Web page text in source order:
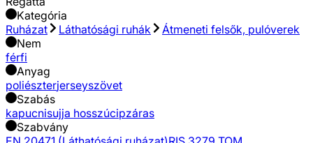
Kategória
Ruházat
Láthatósági ruhák
Átmeneti felsők, pulóverek
Nem
férfi
Anyag
poliészterjerseyszövet
Szabás
kapucnisujja hosszúcipzáras
Szabvány